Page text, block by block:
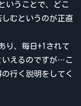
いうことで、どこ
むというのが正直
り、毎日+1されて
いえるのですが…こ
行く説明をしてく